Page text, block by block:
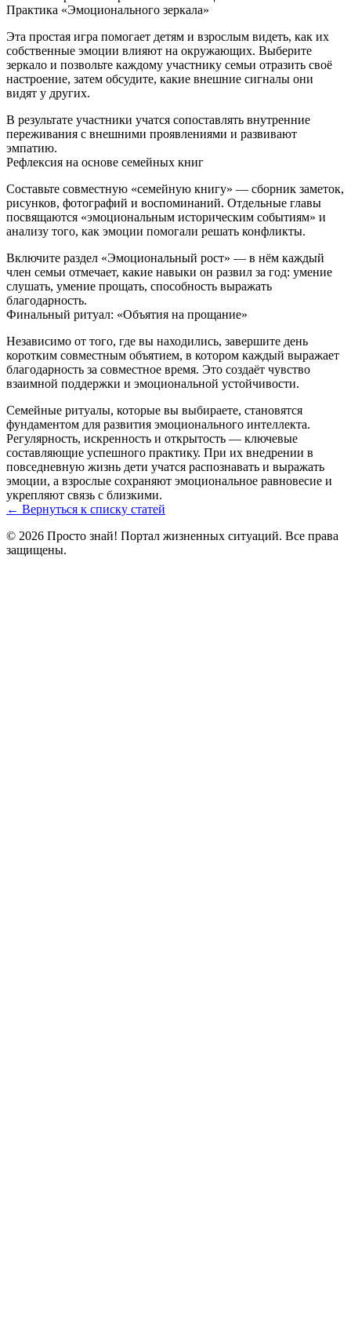
Практика «Эмоционального зеркала»
Эта простая игра помогает детям и взрослым видеть, как их
собственные эмоции влияют на окружающих. Выберите
зеркало и позвольте каждому участнику семьи отразить своё
настроение, затем обсудите, какие внешние сигналы они
видят у других.
В результате участники учатся сопоставлять внутренние
переживания с внешними проявлениями и развивают
эмпатию.
Рефлексия на основе семейных книг
Составьте совместную «семейную книгу» — сборник заметок,
рисунков, фотографий и воспоминаний. Отдельные главы
посвящаются «эмоциональным историческим событиям» и
анализу того, как эмоции помогали решать конфликты.
Включите раздел «Эмоциональный рост» — в нём каждый
член семьи отмечает, какие навыки он развил за год: умение
слушать, умение прощать, способность выражать
благодарность.
Финальный ритуал: «Объятия на прощание»
Независимо от того, где вы находились, завершите день
коротким совместным объятием, в котором каждый выражает
благодарность за совместное время. Это создаёт чувство
взаимной поддержки и эмоциональной устойчивости.
Семейные ритуалы, которые вы выбираете, становятся
фундаментом для развития эмоционального интеллекта.
Регулярность, искренность и открытость — ключевые
составляющие успешного практику. При их внедрении в
повседневную жизнь дети учатся распознавать и выражать
эмоции, а взрослые сохраняют эмоциональное равновесие и
укрепляют связь с близкими.
← Вернуться к списку статей
© 2026 Просто знай! Портал жизненных ситуаций. Все права
защищены.